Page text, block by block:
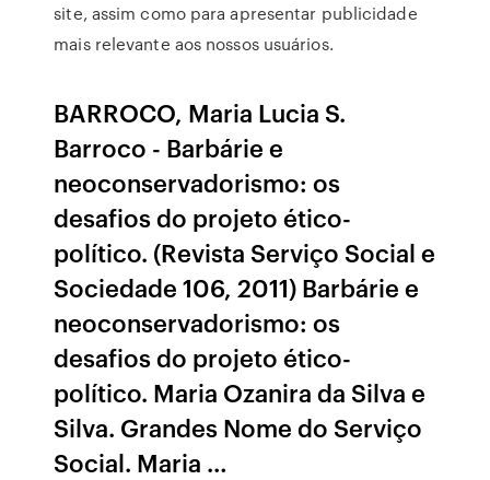
site, assim como para apresentar publicidade
mais relevante aos nossos usuários.
BARROCO, Maria Lucia S.
Barroco - Barbárie e
neoconservadorismo: os
desafios do projeto ético-
político. (Revista Serviço Social e
Sociedade 106, 2011) Barbárie e
neoconservadorismo: os
desafios do projeto ético-
político. Maria Ozanira da Silva e
Silva. Grandes Nome do Serviço
Social. Maria …